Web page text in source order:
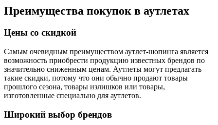
Преимущества покупок в аутлетах
Цены со скидкой
Самым очевидным преимуществом аутлет-шопинга является
возможность приобрести продукцию известных брендов по
значительно сниженным ценам. Аутлеты могут предлагать
такие скидки, потому что они обычно продают товары
прошлого сезона, товары излишков или товары,
изготовленные специально для аутлетов.
Широкий выбор брендов